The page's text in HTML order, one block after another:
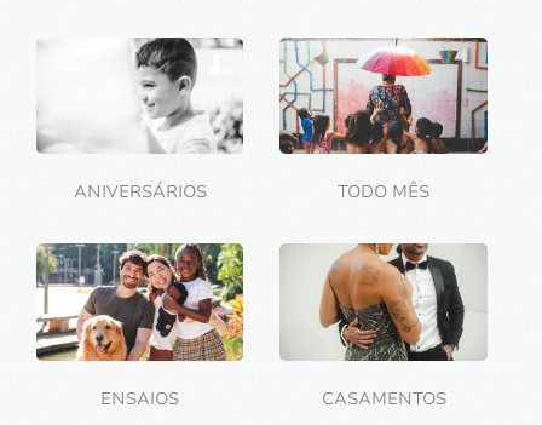
ANIVERSÁRIOS TODO MÊS
ENSAIOS CASAMENTOS